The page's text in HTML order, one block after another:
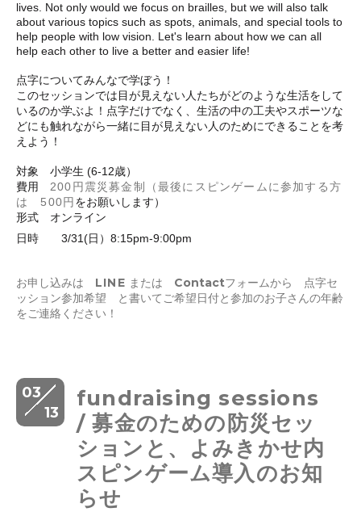
lives. Not only would we focus on brailles, but we will also talk
about various topics such as spots, animals, and special tools to
help people with low vision. Let's learn about how we can all
help each other to live a better and easier life!
点字についてみんなで学ぼう！
このセッションでは目が見えない人たちがどのような生活をして
いるのか学ぶよ！点字だけでなく、生活の中の工夫やスポーツな
どにも触れながら一緒に目が見えない人のためにできることを考
えよう！
対象 小学生 (6-12歳）
費用 200円震災募金制（最後にスピンゲームに参加する方
は 500円 をお願いします）
形式 オンライン
日時
3/31(日） 8:15pm-9:00pm
お申し込みは LINE または Contactフォームから 点字セ
ッション参加希望 と書いてご希望日付と参加のお子さんの年齢
をご連絡ください！
03
13
fundraising sessions
/ 募金のための防災セッ
ションと、よみきかせ内
スピンゲーム導入のお知
らせ